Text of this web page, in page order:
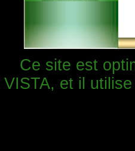
Ce site est
VISTA, et il